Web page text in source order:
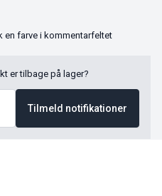
en farve i kommentarfeltet
er tilbage på lager?
Tilmeld notifikationer